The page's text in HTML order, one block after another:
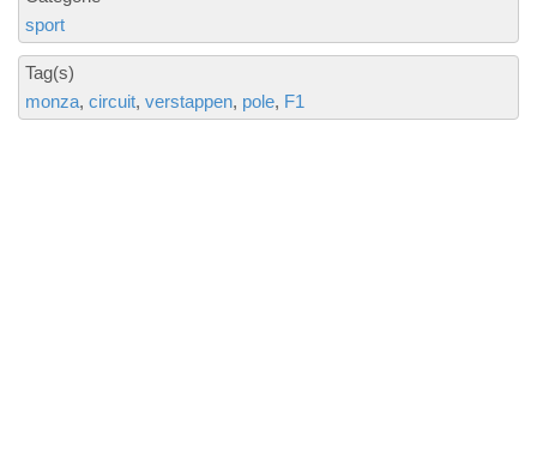
sport
Tag(s)
monza circuit verstappen pole F1